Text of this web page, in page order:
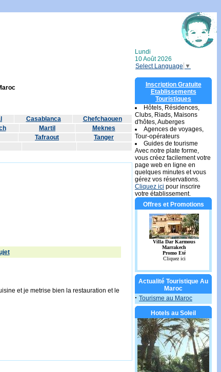
Lundi
10 Août 2026
Select Language ▼
Casablanca
Chefchaouen
Martil
Meknes
Tafraout
Tanger
et je metrise bien la restauration et le
Inscription Gratuite
Etablissements
Touristiques
Hôtels, Résidences,
Clubs, Riads, Maisons
d'hôtes, Auberges
Agences de voyages,
Tour-opérateurs
Guides de tourisme
Avec notre plate forme,
vous créez facilement votre
page web en ligne en
quelques minutes et vous
gérez vos réservations.
Cliquez ici pour inscrire
votre établissement.
Offres et Promotions
Actualité Touristique Au
Maroc
· Tourisme au Maroc
Hotels au Soleil